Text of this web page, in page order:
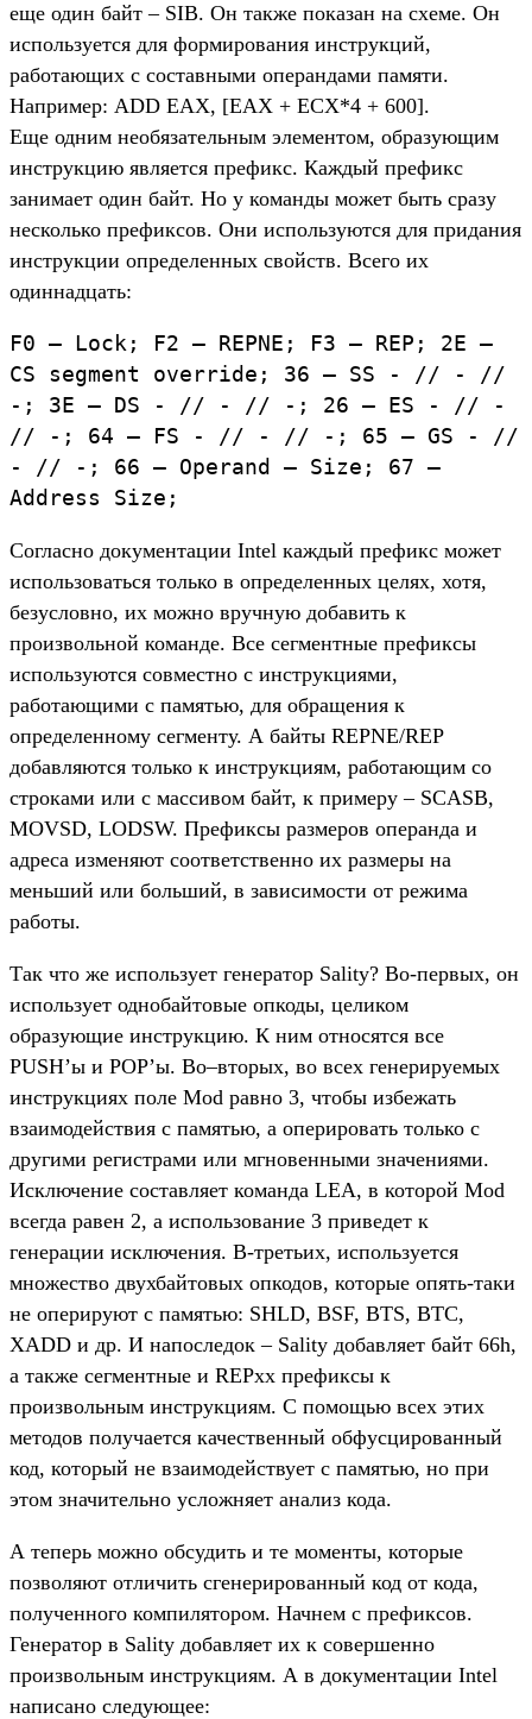
еще один байт – SIB. Он также показан на схеме. Он
используется для формирования инструкций,
работающих с составными операндами памяти.
Например: ADD EAX, [EAX + ECX*4 + 600].
Еще одним необязательным элементом, образующим
инструкцию является префикс. Каждый префикс
занимает один байт. Но у команды может быть сразу
несколько префиксов. Они используются для придания
инструкции определенных свойств. Всего их
одиннадцать:
F0 – Lock; F2 – REPNE; F3 – REP; 2E –
CS segment override; 36 – SS - // - //
-; 3E – DS - // - // -; 26 – ES - // -
// -; 64 – FS - // - // -; 65 – GS - //
- // -; 66 – Operand – Size; 67 –
Address Size;
Согласно документации Intel каждый префикс может
использоваться только в определенных целях, хотя,
безусловно, их можно вручную добавить к
произвольной команде. Все сегментные префиксы
используются совместно с инструкциями,
работающими с памятью, для обращения к
определенному сегменту. А байты REPNE/REP
добавляются только к инструкциям, работающим со
строками или с массивом байт, к примеру – SCASB,
MOVSD, LODSW. Префиксы размеров операнда и
адреса изменяют соответственно их размеры на
меньший или больший, в зависимости от режима
работы.
Так что же использует генератор Sality? Во-первых, он
использует однобайтовые опкоды, целиком
образующие инструкцию. К ним относятся все
PUSH’ы и POP’ы. Во–вторых, во всех генерируемых
инструкциях поле Mod равно 3, чтобы избежать
взаимодействия с памятью, а оперировать только с
другими регистрами или мгновенными значениями.
Исключение составляет команда LEA, в которой Mod
всегда равен 2, а использование 3 приведет к
генерации исключения. В-третьих, используется
множество двухбайтовых опкодов, которые опять-таки
не оперируют с памятью: SHLD, BSF, BTS, BTC,
XADD и др. И напоследок – Sality добавляет байт 66h,
а также сегментные и REPxx префиксы к
произвольным инструкциям. С помощью всех этих
методов получается качественный обфусцированный
код, который не взаимодействует с памятью, но при
этом значительно усложняет анализ кода.
А теперь можно обсудить и те моменты, которые
позволяют отличить сгенерированный код от кода,
полученного компилятором. Начнем с префиксов.
Генератор в Sality добавляет их к совершенно
произвольным инструкциям. А в документации Intel
написано следующее: